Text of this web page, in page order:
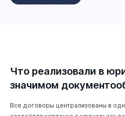
Что реализовали в
значимом
Все договоры централизованы в